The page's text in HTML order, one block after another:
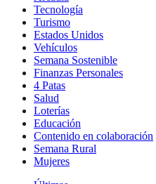
Tecnología
Turismo
Estados Unidos
Vehículos
Semana Sostenible
Finanzas Personales
4 Patas
Salud
Loterías
Educación
Contenido en colaboración
Semana Rural
Mujeres